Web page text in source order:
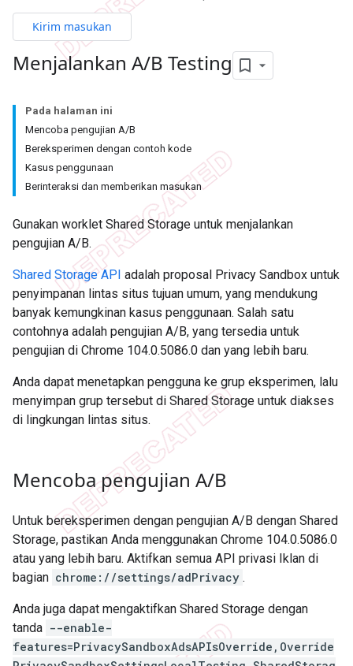
Kirim masukan
Menjalankan A/B Testing
Pada halaman ini
Mencoba pengujian A/B
Bereksperimen dengan contoh kode
Kasus penggunaan
Berinteraksi dan memberikan masukan
Gunakan worklet Shared Storage untuk menjalankan
pengujian A/B.
Shared Storage API adalah proposal Privacy Sandbox untuk
penyimpanan lintas situs tujuan umum, yang mendukung
banyak kemungkinan kasus penggunaan. Salah satu
contohnya adalah pengujian A/B, yang tersedia untuk
pengujian di Chrome 104.0.5086.0 dan yang lebih baru.
Anda dapat menetapkan pengguna ke grup eksperimen, lalu
menyimpan grup tersebut di Shared Storage untuk diakses
di lingkungan lintas situs.
Mencoba pengujian A/B
Untuk bereksperimen dengan pengujian A/B dengan Shared
Storage, pastikan Anda menggunakan Chrome 104.0.5086.0
atau yang lebih baru. Aktifkan semua API privasi Iklan di
bagian chrome://settings/adPrivacy .
Anda juga dapat mengaktifkan Shared Storage dengan
tanda --enable-
features=PrivacySandboxAdsAPIsOverride,Override